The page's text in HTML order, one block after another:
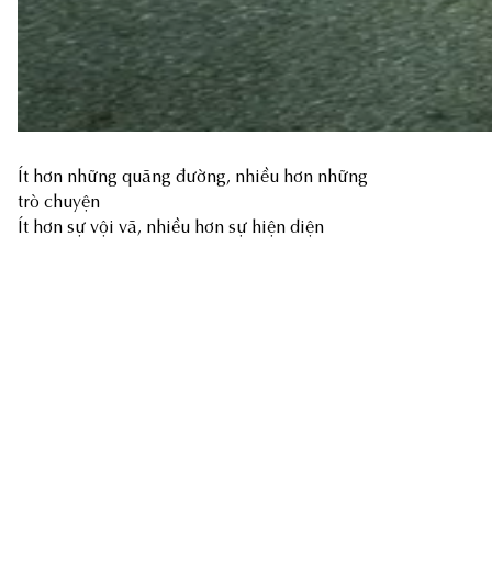
Ít hơn những quãng đường, nhiều hơn những
trò chuyện
Ít hơn sự vội vã, nhiều hơn sự hiện diện